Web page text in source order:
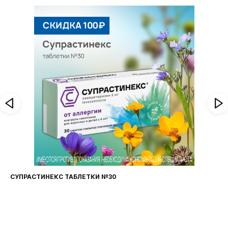
СУПРАСТИНЕКС ТАБЛЕТКИ №30